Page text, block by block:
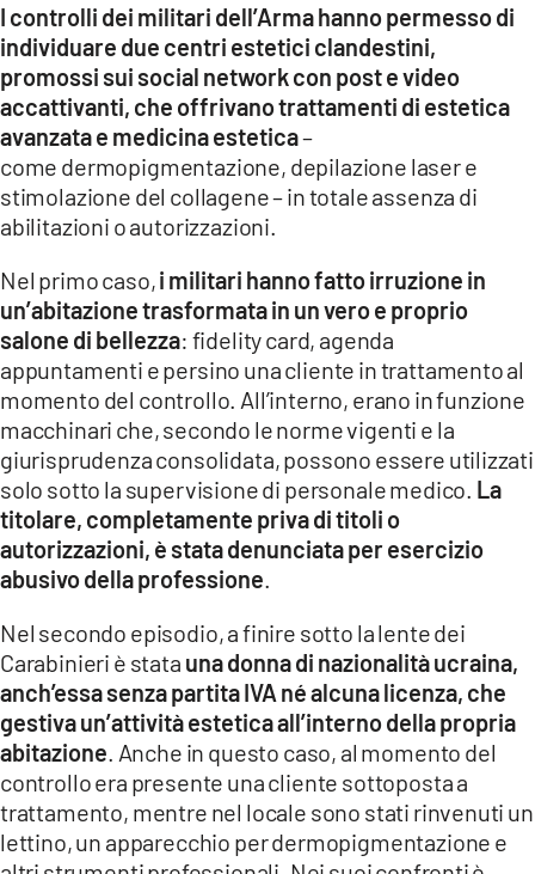
CATANZAROCHANNEL.IT
LACAPITALENEWS.IT
App
ANDROID
I controlli dei militari dell’Arma hanno permesso di
individuare due centri estetici clandestini,
promossi sui social network con post e video
accattivanti, che offrivano trattamenti di estetica
avanzata e medicina estetica–
come dermopigmentazione, depilazione laser e
stimolazione del collagene – in totale assenza di
abilitazioni o autorizzazioni.
Nel primo caso,i militari hanno fatto irruzione in
un’abitazione trasformata in un vero e proprio
salone di bellezza: fidelity card, agenda
appuntamenti e persino una cliente in trattamento al
momento del controllo. All’interno, erano in funzione
macchinari che, secondo le norme vigenti e la
giurisprudenza consolidata, possono essere utilizzati
solo sotto la supervisione di personale medico. La
titolare, completamente priva di titoli o
autorizzazioni, è stata denunciata per esercizio
abusivo della professione.
Nel secondo episodio, a finire sotto la lente dei
Carabinieri è stata una donna di nazionalità ucraina,
anch’essa senza partita IVA né alcuna licenza, che
gestiva un’attività estetica all’interno della propria
abitazione. Anche in questo caso, al momento del
controllo era presente una cliente sottoposta a
trattamento, mentre nel locale sono stati rinvenuti un
lettino, un apparecchio per dermopigmentazione e